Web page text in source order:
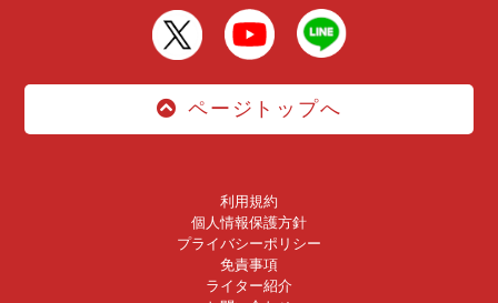
ページトップへ
利用規約
個人情報保護方針
プライバシーポリシー
免責事項
ライター紹介